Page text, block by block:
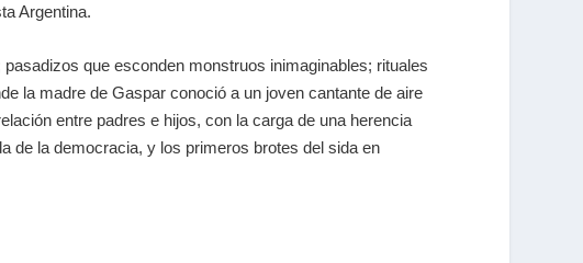
Argentina.
que esconden monstruos inimaginables; rituales
la madre de Gaspar conoció a un joven cantante de aire
entre padres e hijos, con la carga de una herencia
de la democracia, y los primeros brotes del sida en